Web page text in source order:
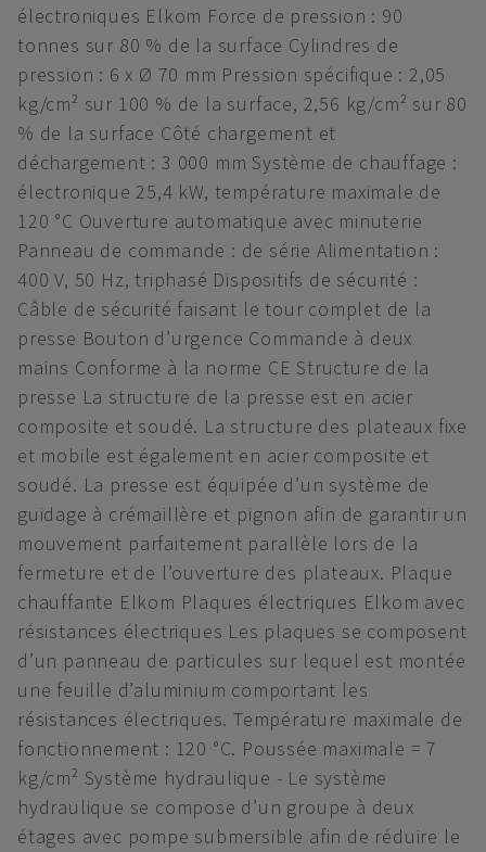
électroniques Elkom Force de pression : 90
tonnes sur 80 % de la surface Cylindres de
pression : 6 x Ø 70 mm Pression spécifique : 2,05
kg/cm² sur 100 % de la surface, 2,56 kg/cm² sur 80
% de la surface Côté chargement et
déchargement : 3 000 mm Système de chauffage :
électronique 25,4 kW, température maximale de
120 °C Ouverture automatique avec minuterie
Panneau de commande : de série Alimentation :
400 V, 50 Hz, triphasé Dispositifs de sécurité :
Câble de sécurité faisant le tour complet de la
presse Bouton d’urgence Commande à deux
mains Conforme à la norme CE Structure de la
presse La structure de la presse est en acier
composite et soudé. La structure des plateaux fixe
et mobile est également en acier composite et
soudé. La presse est équipée d’un système de
guidage à crémaillère et pignon afin de garantir un
mouvement parfaitement parallèle lors de la
fermeture et de l’ouverture des plateaux. Plaque
chauffante Elkom Plaques électriques Elkom avec
résistances électriques Les plaques se composent
d’un panneau de particules sur lequel est montée
une feuille d’aluminium comportant les
résistances électriques. Température maximale de
fonctionnement : 120 °C. Poussée maximale = 7
kg/cm² Système hydraulique - Le système
hydraulique se compose d’un groupe à deux
étages avec pompe submersible afin de réduire le